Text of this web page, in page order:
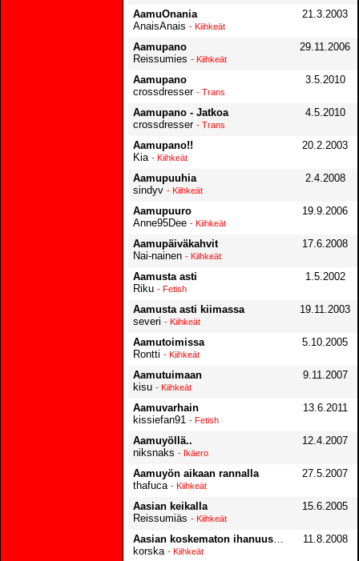
AamuOnania
AnaisAnais - Kiihkeät
21.3.2003
Aamupano
Reissumies - Kiihkeät
29.11.2006
Aamupano
crossdresser - Trans
3.5.2010
Aamupano - Jatkoa
crossdresser - Trans
4.5.2010
Aamupano!!
Kia - Kiihkeät
20.2.2003
Aamupuuhia
sindyv - Kiihkeät
2.4.2008
Aamupuuro
Anne95Dee - Kiihkeät
19.9.2006
Aamupäiväkahvit
Nai-nainen - Kiihkeät
17.6.2008
Aamusta asti
Riku - Fetish
1.5.2002
Aamusta asti kiimassa
severi - Kiihkeät
19.11.2003
Aamutoimissa
Rontti - Kiihkeät
5.10.2005
Aamutuimaan
kisu - Kiihkeät
9.11.2007
Aamuvarhain
kissiefan91 - Fetish
13.6.2011
Aamuyöllä..
niksnaks - Ikäero
12.4.2007
Aamuyön aikaan rannalla
thafuca - Kiihkeät
27.5.2007
Aasian keikalla
Reissumiäs - Kiihkeät
15.6.2005
korska - Kiihkeät
11.8.2008